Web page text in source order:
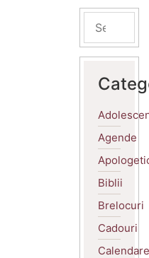
Agende
Biblii
Brelocuri
Cadouri
Calendare